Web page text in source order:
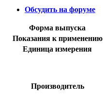
Обсудить на форуме
Форма выпуска
Показания к применению
Единица измерения
Производитель